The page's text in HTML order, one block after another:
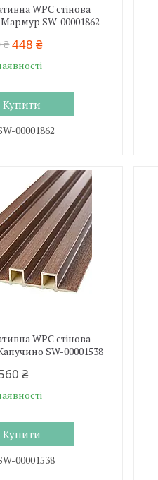
WPC стінова
SW-00001862
₴ 448 ₴
Купити
00001862
WPC стінова
SW-00001538
₴
Купити
00001538